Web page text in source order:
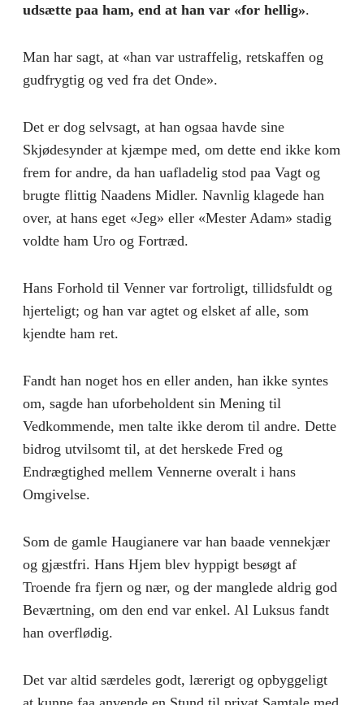
udsætte paa ham, end at han var «for hellig».
Man har sagt, at «han var ustraffelig, retskaffen og
gudfrygtig og ved fra det Onde».
Det er dog selvsagt, at han ogsaa havde sine
Skjødesynder at kjæmpe med, om dette end ikke kom
frem for andre, da han uafladelig stod paa Vagt og
brugte flittig Naadens Midler. Navnlig klagede han
over, at hans eget «Jeg» eller «Mester Adam» stadig
voldte ham Uro og Fortræd.
Hans Forhold til Venner var fortroligt, tillidsfuldt og
hjerteligt; og han var agtet og elsket af alle, som
kjendte ham ret.
Fandt han noget hos en eller anden, han ikke syntes
om, sagde han uforbeholdent sin Mening til
Vedkommende, men talte ikke derom til andre. Dette
bidrog utvilsomt til, at det herskede Fred og
Endrægtighed mellem Vennerne overalt i hans
Omgivelse.
Som de gamle Haugianere var han baade vennekjær
og gjæstfri. Hans Hjem blev hyppigt besøgt af
Troende fra fjern og nær, og der manglede aldrig god
Beværtning, om den end var enkel. Al Luksus fandt
han overflødig.
Det var altid særdeles godt, lærerigt og opbyggeligt